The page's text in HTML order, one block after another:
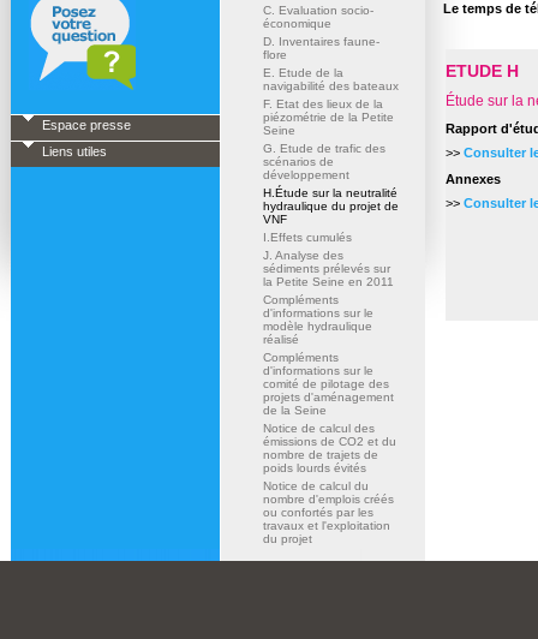
Espace presse
Liens utiles
C. Evaluation socio-
économique
D. Inventaires faune-
flore
E. Etude de la
navigabilité des bateaux
F. Etat des lieux de la
piézométrie de la Petite
Seine
G. Etude de trafic des
scénarios de
développement
H.Étude sur la neutralité
hydraulique du projet de
VNF
I.Effets cumulés
J. Analyse des
sédiments prélevés sur
la Petite Seine en 2011
Compléments
d'informations sur le
modèle hydraulique
réalisé
Compléments
d'informations sur le
comité de pilotage des
projets d'aménagement
de la Seine
Notice de calcul des
émissions de CO2 et du
nombre de trajets de
poids lourds évités
Notice de calcul du
nombre d'emplois créés
ou confortés par les
travaux et l'exploitation
du projet
Le temps de
ETUDE H
Étude sur la
Rapport
>> Consulter
Annexes
>> Consulter